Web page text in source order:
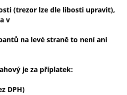
(trezor lze dle libosti upravit),
v
na levé straně to není ani
je za příplatek:
DPH)